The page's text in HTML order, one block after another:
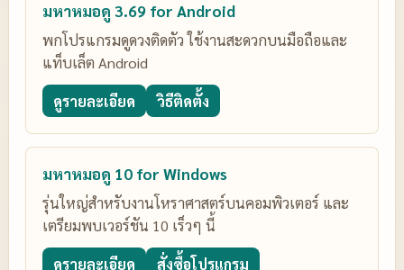
มหาหมอดู 3.69 for Android
พกโปรแกรมดูดวงติดตัว ใช้งานสะดวกบนมือถือและ
แท็บเล็ต Android
ดูรายละเอียด วิธีติดตั้ง
มหาหมอดู 10 for Windows
รุ่นใหญ่สำหรับงานโหราศาสตร์บนคอมพิวเตอร์ และ
เตรียมพบเวอร์ชัน 10 เร็วๆ นี้
ดูรายละเอียด สั่งซื้อโปรแกรม